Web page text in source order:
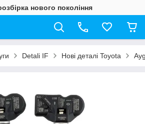
нового покоління
Detali IF Нові деталі Toyota